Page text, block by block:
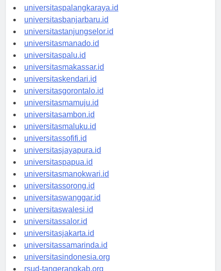
universitaspontianak.id
universitaspalangkaraya.id
universitasbanjarbaru.id
universitastanjungselor.id
universitasmanado.id
universitaspalu.id
universitasmakassar.id
universitaskendari.id
universitasgorontalo.id
universitasmamuju.id
universitasambon.id
universitasmaluku.id
universitassofifi.id
universitasjayapura.id
universitaspapua.id
universitasmanokwari.id
universitassorong.id
universitaswanggar.id
universitaswalesi.id
universitassalor.id
universitasjakarta.id
universitassamarinda.id
universitasindonesia.org